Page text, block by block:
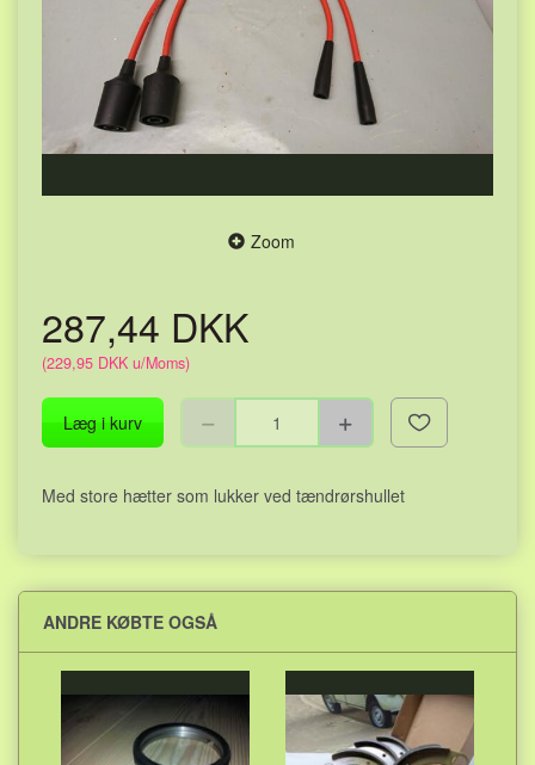
Zoom
287,44 DKK
(229,95 DKK u/Moms)
Læg i kurv
Med store hætter som lukker ved tændrørshullet
ANDRE KØBTE OGSÅ